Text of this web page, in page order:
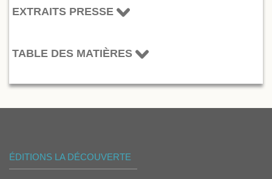
EXTRAITS PRESSE
TABLE DES MATIÈRES
ÉDITIONS LA DÉCOUVERTE